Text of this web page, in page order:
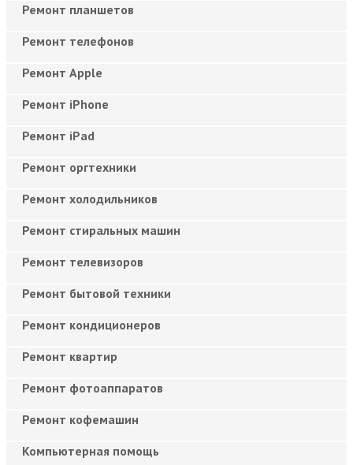
Ремонт планшетов
Ремонт телефонов
Ремонт Apple
Ремонт iPhone
Ремонт iPad
Ремонт оргтехники
Ремонт холодильников
Ремонт стиральных машин
Ремонт телевизоров
Ремонт бытовой техники
Ремонт кондиционеров
Ремонт квартир
Ремонт фотоаппаратов
Ремонт кофемашин
Компьютерная помощь